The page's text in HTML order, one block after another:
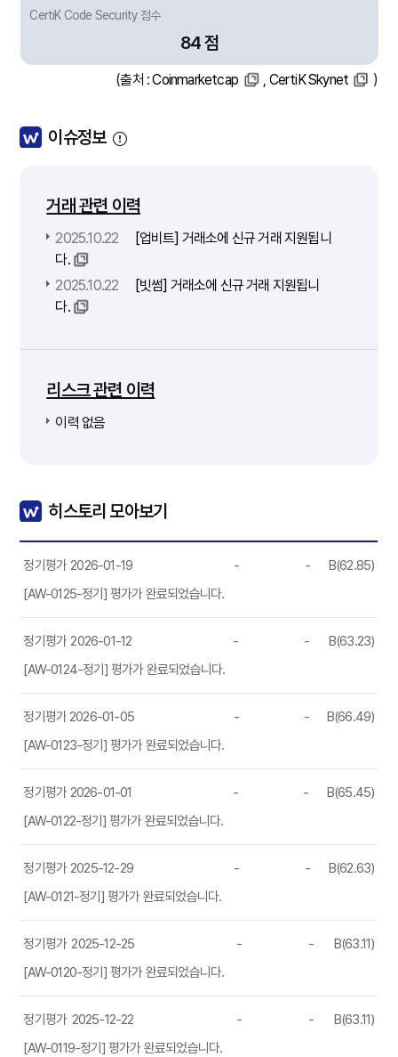
CertiK Code Security 점수
84 점
(출처 :Coinmarketcap , CertiK Skynet )
이슈정보
거래 관련 이력
2025.10.22
[업비트] 거래소에 신규 거래 지원됩니
다.
2025.10.22
[빗썸] 거래소에 신규 거래 지원됩니
다.
리스크 관련 이력
이력 없음
히스토리 모아보기
정기평가 2026-01-19 - -
B(62.85)
[AW-0125-정기] 평가가 완료되었습니다.
정기평가 2026-01-12 - -
B(63.23)
[AW-0124-정기] 평가가 완료되었습니다.
정기평가 2026-01-05 - -
B(66.49)
[AW-0123-정기] 평가가 완료되었습니다.
정기평가 2026-01-01 - -
B(65.45)
[AW-0122-정기] 평가가 완료되었습니다.
정기평가 2025-12-29 - -
B(62.63)
[AW-0121-정기] 평가가 완료되었습니다.
정기평가 2025-12-25 - -
B(63.11)
[AW-0120-정기] 평가가 완료되었습니다.
정기평가 2025-12-22 - -
B(63.11)
[AW-0119-정기] 평가가 완료되었습니다.